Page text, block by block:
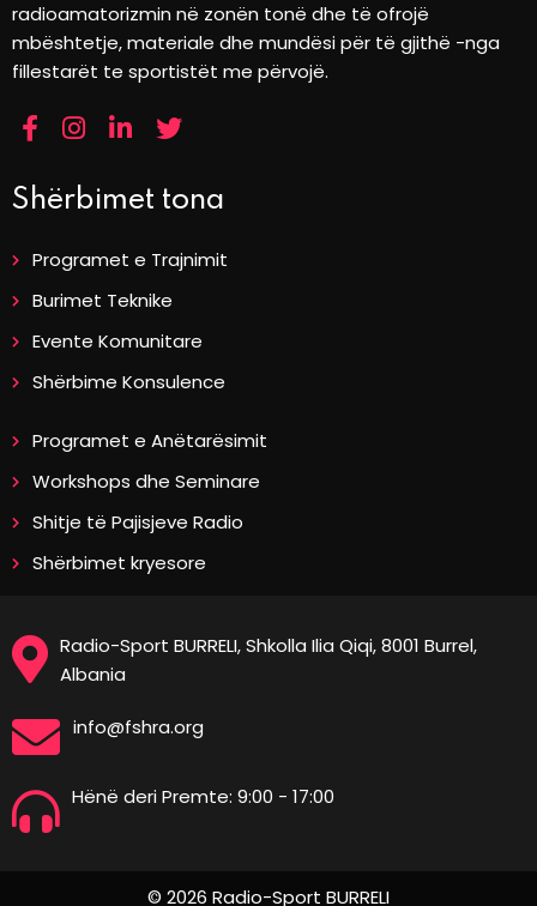
radioamatorizmin në zonën tonë dhe të ofrojë
mbështetje, materiale dhe mundësi për të gjithë -nga
fillestarët te sportistët me përvojë.
Shërbimet tona
Programet e Trajnimit
Burimet Teknike
Evente Komunitare
Shërbime Konsulence
Programet e Anëtarësimit
Workshops dhe Seminare
Shitje të Pajisjeve Radio
Shërbimet kryesore
Radio-Sport BURRELI, Shkolla Ilia Qiqi, 8001 Burrel,
Albania
info@fshra.org
Hënë deri Premte: 9:00 - 17:00
© 2026 Radio-Sport BURRELI